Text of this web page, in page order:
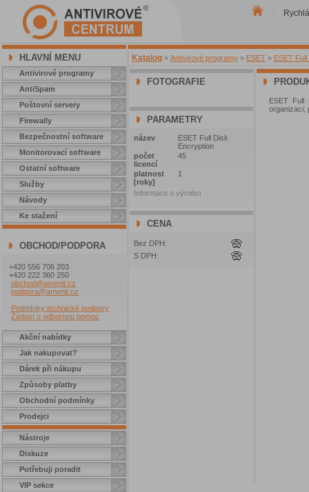
HLAVNÍ MENU
Antivirové programy
AntiSpam
Poštovní servery
Firewally
Bezpečnostní software
Monitorovací software
Ostatní software
Služby
Návody
Ke stažení
OBCHOD/PODPORA
+420 556 706 203
+420 222 360 250
obchod@amenit.cz
podpora@amenit.cz
Podmínky technické podpory
Žádost o odbornou pomoc
Akční nabídky
Jak nakupovat?
Dárek při nákupu
Způsoby platby
Obchodní podmínky
Prodejci
Nástroje
Diskuze
Potřebuji poradit
VIP sekce
Katalog » Antivirové programy » ESET » ESET
FOTOGRAFIE
PARAMETRY
název
ESET Full Disk
Encryption
počet
licencí
45
platnost
[roky]
1
Informace o výrobci
CENA
Bez DPH:
S DPH:
ESET Full
organizaci;